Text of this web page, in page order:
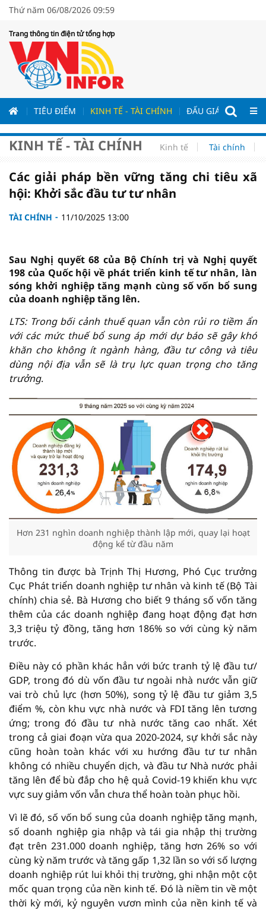
Thứ năm 06/08/2026 09:59
Trang thông tin điện tử tổng hợp
TIÊU ĐIỂM KINH TẾ - TÀI CHÍNH ĐẤU GIÁ - ĐẤU
KINH TẾ - TÀI CHÍNH Kinh tế Tài chính
Các giải pháp bền vững tăng chi tiêu xã
hội: Khởi sắc đầu tư tư nhân
TÀI CHÍNH 11/10/2025 13:00
Sau Nghị quyết 68 của Bộ Chính trị và Nghị quyết
198 của Quốc hội về phát triển kinh tế tư nhân, làn
sóng khởi nghiệp tăng mạnh cùng số vốn bổ sung
của doanh nghiệp tăng lên.
LTS: Trong bối cảnh thuế quan vẫn còn rủi ro tiềm ẩn
với các mức thuế bổ sung áp mới dự báo sẽ gây khó
khăn cho không ít ngành hàng, đầu tư công và tiêu
dùng nội địa vẫn sẽ là trụ lực quan trọng cho tăng
trưởng.
Hơn 231 nghìn doanh nghiệp thành lập mới, quay lại hoạt
động kể từ đầu năm
Thông tin được bà Trịnh Thị Hương, Phó Cục trưởng
Cục Phát triển doanh nghiệp tư nhân và kinh tế (Bộ Tài
chính) chia sẻ. Bà Hương cho biết 9 tháng số vốn tăng
thêm của các doanh nghiệp đang hoạt động đạt hơn
3,3 triệu tỷ đồng, tăng hơn 186% so với cùng kỳ năm
trước.
Điều này có phần khác hẳn với bức tranh tỷ lệ đầu tư/
GDP, trong đó dù vốn đầu tư ngoài nhà nước vẫn giữ
vai trò chủ lực (hơn 50%), song tỷ lệ đầu tư giảm 3,5
điểm %, còn khu vực nhà nước và FDI tăng lên tương
ứng; trong đó đầu tư nhà nước tăng cao nhất. Xét
trong cả giai đoạn vừa qua 2020-2024, sự khởi sắc này
cũng hoàn toàn khác với xu hướng đầu tư tư nhân
không có nhiều chuyển dịch, và đầu tư Nhà nước phải
tăng lên để bù đắp cho hệ quả Covid-19 khiến khu vực
vực suy giảm vốn vẫn chưa thể hoàn toàn phục hồi.
Vì lẽ đó, số vốn bổ sung của doanh nghiệp tăng mạnh,
số doanh nghiệp gia nhập và tái gia nhập thị trường
đạt trên 231.000 doanh nghiệp, tăng hơn 26% so với
cùng kỳ năm trước và tăng gấp 1,32 lần so với số lượng
doanh nghiệp rút lui khỏi thị trường, ghi nhận một cột
mốc quan trọng của nền kinh tế. Đó là niềm tin về một
thời kỳ mới, kỷ nguyên vươn mình của nền kinh tế và